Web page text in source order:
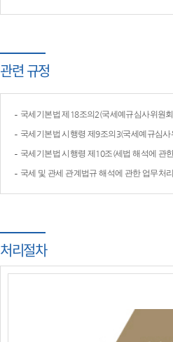
관련 규정
국세기본법 제18조의2(국세예규심사위원
국세기본법 시행령 제9조의3(국세예규심사
국세기본법 시행령 제10조(세법 해석에 관
국세 및 관세 관계법규 해석에 관한 업무처
처리절차